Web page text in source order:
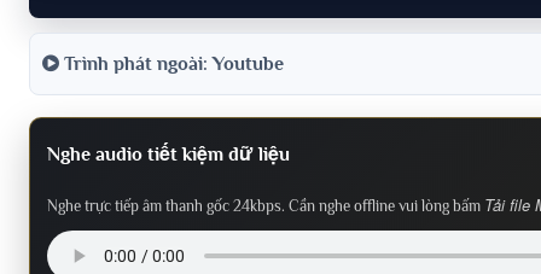
Trình phát ngoài: Youtube
Nghe audio tiết kiệm dữ liệu
Nghe trực tiếp âm thanh gốc 24kbps. Cần nghe offline vui lòng bấm Tải file